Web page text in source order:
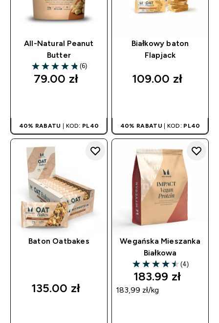
All-Natural Peanut
Butter
4.83 out of 5 stars
(6)
79.00 zł‎
40% RABATU | KOD: PL40
Białkowy baton
Flapjack
109.00 zł‎
40% RABATU | KOD: PL40
Baton Oatbakes
135.00 zł‎
Wegańska Mieszanka
Białkowa
4.5 out of 5 stars
(4)
183.99 zł‎
183,99 zł‎/kg